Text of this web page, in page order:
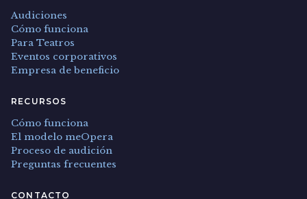
Audiciones
Cómo funciona
Para Teatros
Eventos corporativos
Empresa de beneficio
RECURSOS
Cómo funciona
El modelo meOpera
Proceso de audición
Preguntas frecuentes
CONTACTO